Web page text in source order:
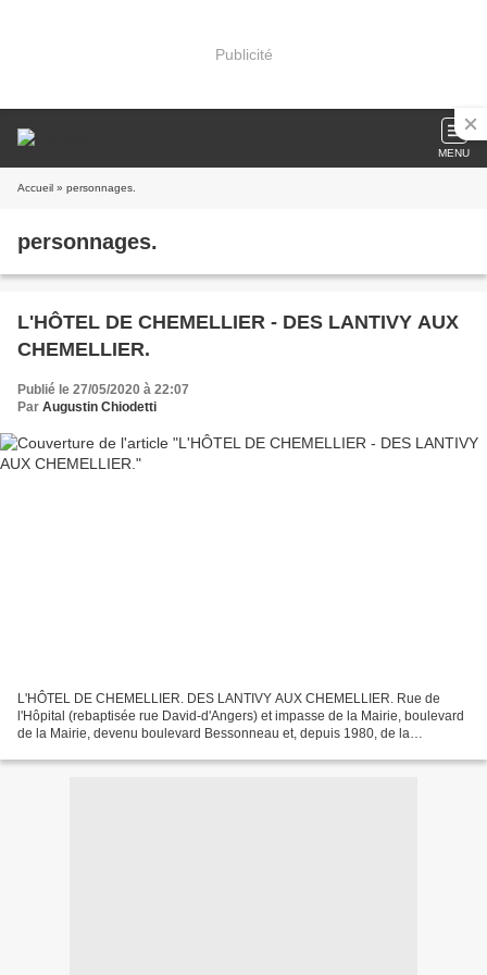
Publicité
MENU
Accueil » personnages.
personnages.
L'HÔTEL DE CHEMELLIER - DES LANTIVY AUX
CHEMELLIER.
Publié le 27/05/2020 à 22:07
Par Augustin Chiodetti
L'HÔTEL DE CHEMELLIER. DES LANTIVY AUX CHEMELLIER. Rue de
l'Hôpital (rebaptisée rue David-d'Angers) et impasse de la Mairie, boulevard
de la Mairie, devenu boulevard Bessonneau et, depuis 1980, de la